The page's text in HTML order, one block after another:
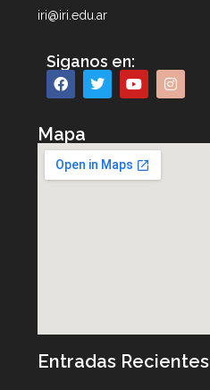
iri@iri.edu.ar
Siganos en:
Mapa
Entradas Recientes